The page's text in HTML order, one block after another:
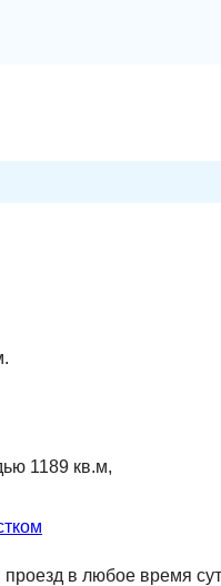
1189 кв.м,
в любое время